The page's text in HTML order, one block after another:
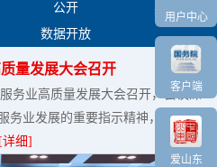
用户中心
客户端
爱山东
公开
办事
数据开放
量发展大会召开
务业高质量发展大会召开，会议深
务业发展的重要指示精神，落实...
[详细]